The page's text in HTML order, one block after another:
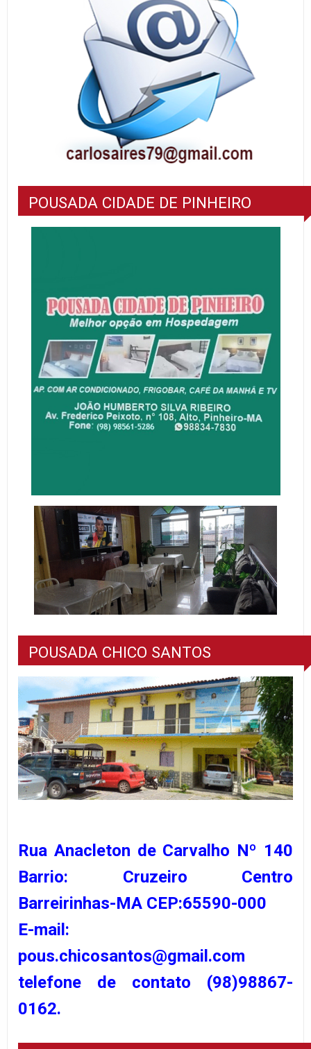
POUSADA CIDADE DE PINHEIRO
POUSADA CHICO SANTOS
Rua Anacleton de Carvalho Nº 140
Barrio: Cruzeiro Centro
Barreirinhas-MA CEP:65590-000
E-mail:
pous.chicosantos@gmail.com
telefone de contato (98)98867-
0162.